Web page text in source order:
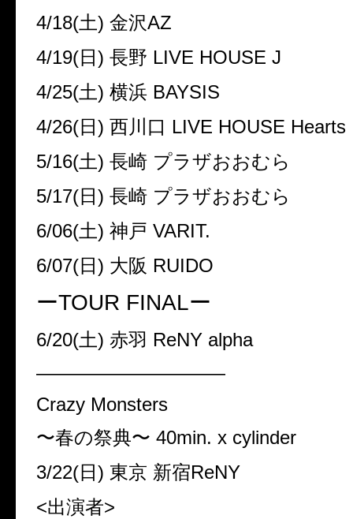
4/18(土) 金沢AZ
4/19(日) 長野 LIVE HOUSE J
4/25(土) 横浜 BAYSIS
4/26(日) 西川口 LIVE HOUSE Hearts
5/16(土) 長崎 プラザおおむら
5/17(日) 長崎 プラザおおむら
6/06(土) 神戸 VARIT.
6/07(日) 大阪 RUIDO
ーTOUR FINALー
6/20(土) 赤羽 ReNY alpha
——————————
Crazy Monsters
〜春の祭典〜 40min. x cylinder
3/22(日) 東京 新宿ReNY
<出演者>